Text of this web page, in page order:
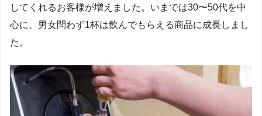
してくれるお客様が増えました。いまでは30〜50代を中
心に、男女問わず1杯は飲んでもらえる商品に成長しまし
た。